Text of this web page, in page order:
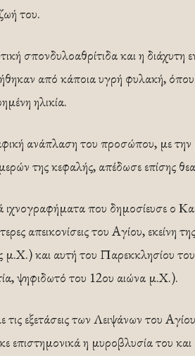
του.
σπονδυλοαθρίτιδα και η διάχυτη
από κάποια υγρή φυλακή, όπου
ηλικία.
ανάπλαση του προσώπου, με την
της κεφαλής, απέδωσε επίσης
ιχνογραφήματα που δημοσίευσε ο
απεικονίσεις του Αγίου,
μ.Χ.) και αυτή του Παρεκκλησίου
ψηφιδωτό του 12ου αιώνα μ.Χ.).
εξετάσεις των Λειψάνων του
επιστημονικά η μυροβλυσία του